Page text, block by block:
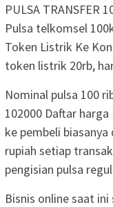
PULSA TRANSFER
Pulsa telkomsel
Token Listrik Ke
token listrik 20rb,
Nominal pulsa 100
102000 Daftar
ke pembeli
rupiah setiap
pengisian pulsa
Bisnis online saat